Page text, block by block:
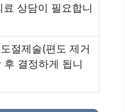
상담이 필요합니
절제술(편도 제거
결정하게 됩니